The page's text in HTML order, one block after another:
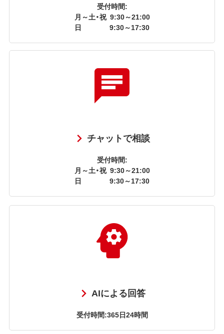
受付時間:
月～土・祝 9:30～21:00
日
9:30～17:30
チャットで相談
受付時間:
月～土・祝 9:30～21:00
日
9:30～17:30
AIによる回答
受付時間:365日24時間